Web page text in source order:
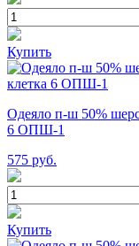
Купить
Одеяло п-ш 50%
6 ОПШ-1
575 руб.
Купить